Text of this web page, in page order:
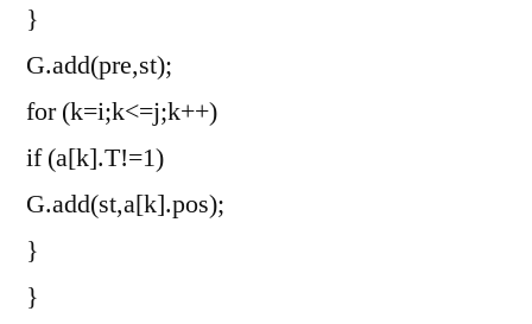
}
G.add(pre,st);
for (k=i;k<=j;k++)
if (a[k].T!=1)
G.add(st,a[k].pos);
}
}